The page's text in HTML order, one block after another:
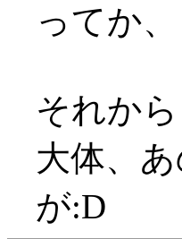
ってか、
それから
大体、
が:D